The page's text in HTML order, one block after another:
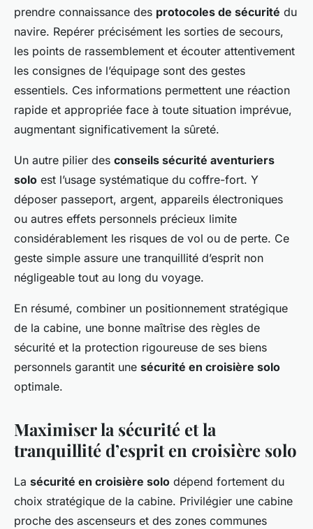
prendre connaissance des protocoles de sécurité du
navire. Repérer précisément les sorties de secours,
les points de rassemblement et écouter attentivement
les consignes de l’équipage sont des gestes
essentiels. Ces informations permettent une réaction
rapide et appropriée face à toute situation imprévue,
augmentant significativement la sûreté.
Un autre pilier des conseils sécurité aventuriers
solo est l’usage systématique du coffre-fort. Y
déposer passeport, argent, appareils électroniques
ou autres effets personnels précieux limite
considérablement les risques de vol ou de perte. Ce
geste simple assure une tranquillité d’esprit non
négligeable tout au long du voyage.
En résumé, combiner un positionnement stratégique
de la cabine, une bonne maîtrise des règles de
sécurité et la protection rigoureuse de ses biens
personnels garantit une sécurité en croisière solo
optimale.
Maximiser la sécurité et la
tranquillité d’esprit en croisière solo
La sécurité en croisière solo dépend fortement du
choix stratégique de la cabine. Privilégier une cabine
proche des ascenseurs et des zones communes